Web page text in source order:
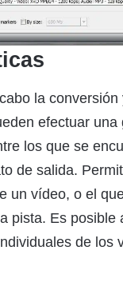
la conversión
efectuar una
los que se
de salida.
un vídeo, o el
pista. Es posible
de los